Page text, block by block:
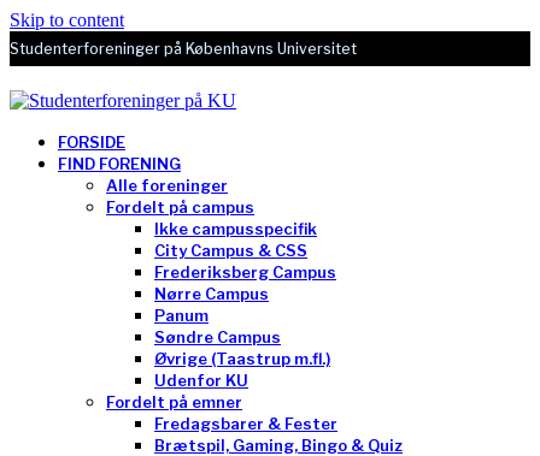
Skip to content
Studenterforeninger på Københavns Universitet
FORSIDE
FIND FORENING
Alle foreninger
Fordelt på campus
Ikke campusspecifik
City Campus & CSS
Frederiksberg Campus
Nørre Campus
Panum
Søndre Campus
Øvrige (Taastrup m.fl.)
Udenfor KU
Fordelt på emner
Fredagsbarer & Fester
Brætspil, Gaming, Bingo & Quiz